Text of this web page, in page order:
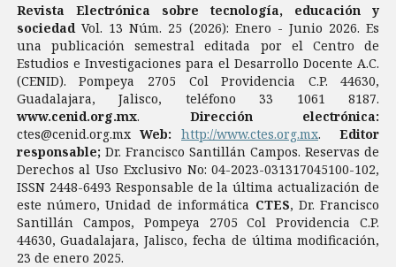
Revista Electrónica sobre tecnología, educación y
sociedad Vol. 13 Núm. 25 (2026): Enero - Junio 2026. Es
una publicación semestral editada por el Centro de
Estudios e Investigaciones para el Desarrollo Docente A.C.
(CENID). Pompeya 2705 Col Providencia C.P. 44630,
Guadalajara, Jalisco, teléfono 33 1061 8187.
www.cenid.org.mx. Dirección electrónica:
ctes@cenid.org.mxWeb: http://www.ctes.org.mx. Editor
responsable; Dr. Francisco Santillán Campos. Reservas de
Derechos al Uso Exclusivo No: 04-2023-031317045100-102,
ISSN 2448-6493 Responsable de la última actualización de
este número, Unidad de informática CTES, Dr. Francisco
Santillán Campos, Pompeya 2705 Col Providencia C.P.
44630, Guadalajara, Jalisco, fecha de última modificación,
23 de enero 2025.